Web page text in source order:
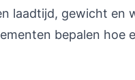
laadtijd, gewicht en
bepalen